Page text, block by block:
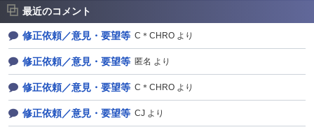
最近のコメント
修正依頼／意見・要望等 C＊CHRO より
修正依頼／意見・要望等 匿名 より
修正依頼／意見・要望等 C＊CHRO より
修正依頼／意見・要望等 CJ より